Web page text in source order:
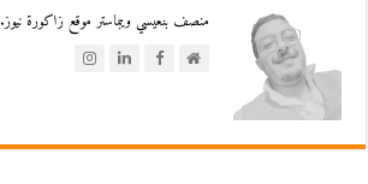
منصف بنعيسي ويبماستر موقع زاكورة نيوز.